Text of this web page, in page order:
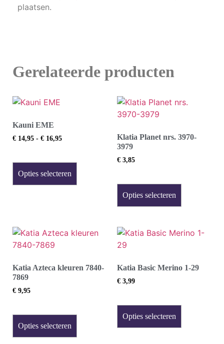
plaatsen.
Gerelateerde producten
Kauni EME
€ 14,95 - € 16,95
Opties selecteren
Klatia Planet nrs. 3970-
3979
€ 3,85
Opties selecteren
Katia Azteca kleuren 7840-
7869
€ 9,95
Opties selecteren
Katia Basic Merino 1-29
€ 3,99
Opties selecteren